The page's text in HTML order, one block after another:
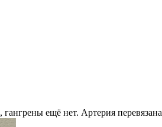
ещё нет. Артерия